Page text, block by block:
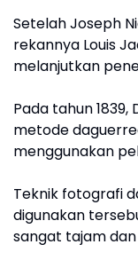
Setelah Joseph
rekannya Louis
melanjutkan
Pada tahun
metode
menggunakan
Teknik fotografi
digunakan
sangat tajam